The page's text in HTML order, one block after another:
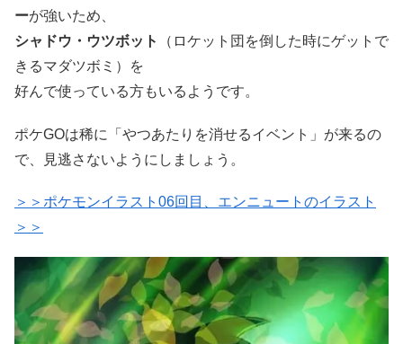
ーが強いため、
シャドウ・ウツボット
（ロケット団を倒した時にゲットで
きるマダツボミ）を
好んで使っている方もいるようです。
ポケGOは稀に「やつあたりを消せるイベント」が来るの
で、見逃さないようにしましょう。
＞＞ポケモンイラスト06回目、エンニュートのイラスト
＞＞